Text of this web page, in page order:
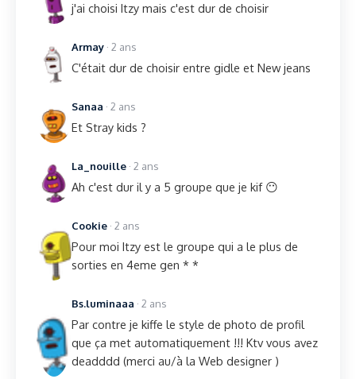
j'ai choisi Itzy mais c'est dur de choisir
Armay · 2 ans
C'était dur de choisir entre gidle et New jeans
Sanaa · 2 ans
Et Stray kids ?
La_nouille · 2 ans
Ah c'est dur il y a 5 groupe que je kif 😶
Cookie · 2 ans
Pour moi Itzy est le groupe qui a le plus de
sorties en 4eme gen * *
Bs.luminaaa · 2 ans
Par contre je kiffe le style de photo de profil
que ça met automatiquement !!! Ktv vous avez
deadddd (merci au/à la Web designer )